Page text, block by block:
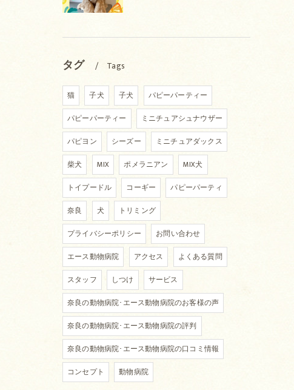
タグ Tags
猫 子犬 子犬
パピーパーティー
パピーパーティー
ミニチュアシュナウザー
パピヨン
シーズー
ミニチュアダックス
柴犬
MIX ポメラニアン
MIX犬
トイプードル
コーギー
パピーパーティ
奈良
犬
トリミング
プライバシーポリシー
お問い合わせ
エース動物病院
アクセス
よくある質問
スタッフ
しつけ
サービス
奈良の動物病院･エース動物病院のお客様の声
奈良の動物病院･エース動物病院の評判
奈良の動物病院･エース動物病院の口コミ情報
コンセプト
動物病院